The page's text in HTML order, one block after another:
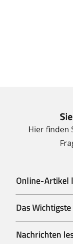
Hier finden
Online-Artikel
Das
Nachrichten